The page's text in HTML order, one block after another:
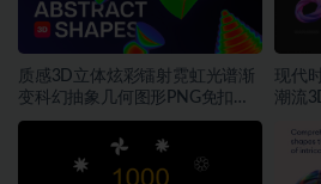
质感3D立体炫彩镭射霓虹光谱渐
变科幻抽象几何图形PNG免扣设
计素材
现代
潮流